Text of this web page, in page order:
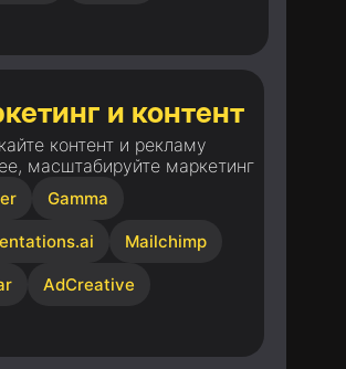
и контент
контент и рекламу
масштабируйте маркетинг
Gamma
Mailchimp
AdCreative